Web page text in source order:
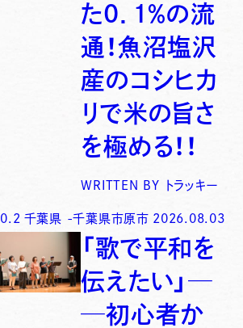
た0．1％の流
通！魚沼塩沢
産のコシヒカ
リで米の旨さ
を極める！！
WRITTEN BY トラッキー
2 千葉県 -千葉県市原市 2026.08.03
「歌で平和を
伝えたい」─
─初心者か